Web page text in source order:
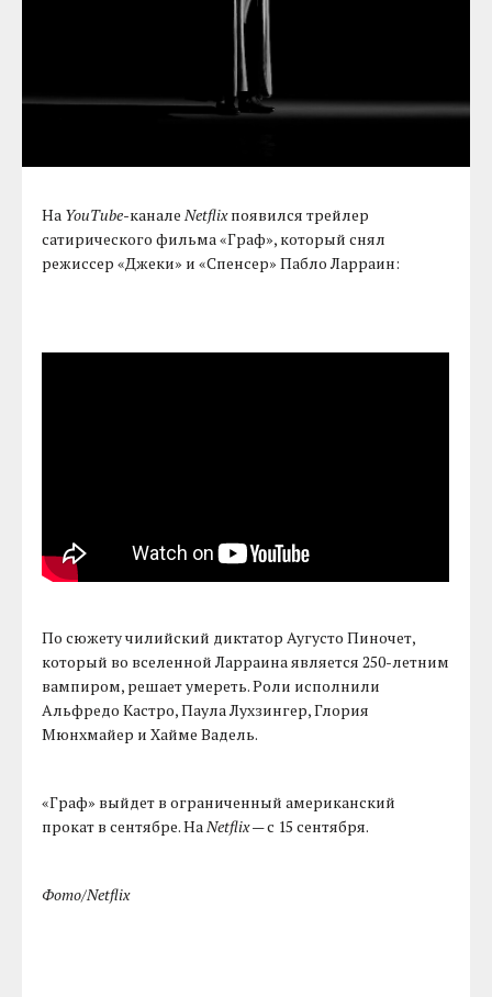
На YouTube-каналеNetflixпоявился трейлер
сатирического фильма «Граф», который снял
режиссер «Джеки» и «Спенсер» Пабло Ларраин:
По сюжету чилийский диктатор Аугусто Пиночет,
который во вселенной Ларраина является 250-летним
вампиром, решает умереть. Роли исполнили
Альфредо Кастро, Паула Лухзингер, Глория
Мюнхмайер и Хайме Вадель.
«Граф» выйдет в ограниченный американский
прокат в сентябре. НаNetflix— с 15 сентября.
Фото/Netflix